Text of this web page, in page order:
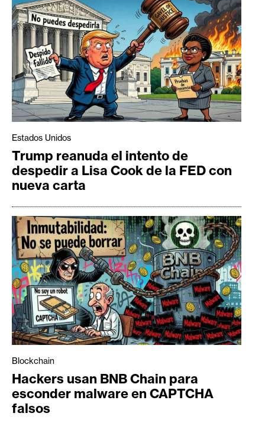
Estados Unidos
Trump reanuda el intento de
despedir a Lisa Cook de la FED con
nueva carta
Blockchain
Hackers usan BNB Chain para
esconder malware en CAPTCHA
falsos